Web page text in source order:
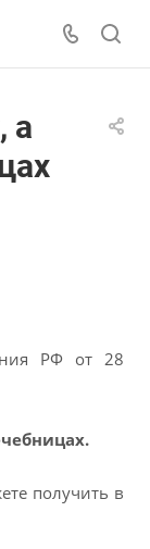
а
РФ от 28
получить в